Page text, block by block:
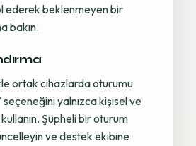
ederek beklenmeyen bir
bakın.
ortak cihazlarda oturumu
seçeneğini yalnızca kişisel ve
Şüpheli bir oturum
ve destek ekibine